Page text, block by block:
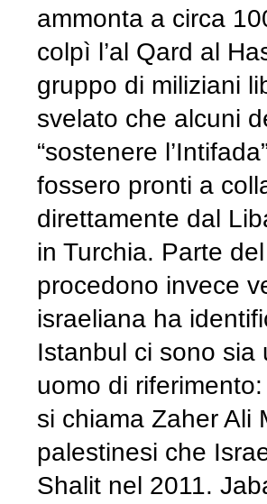
ammonta a circa
colpì l’al Qard al
gruppo di miliziani
svelato che alcuni
“sostenere
fossero pronti a
direttamente dal
in Turchia. Parte
procedono invece
israeliana ha
Istanbul ci sono sia
uomo di
si chiama Zaher Ali
palestinesi che
Shalit nel 2011.